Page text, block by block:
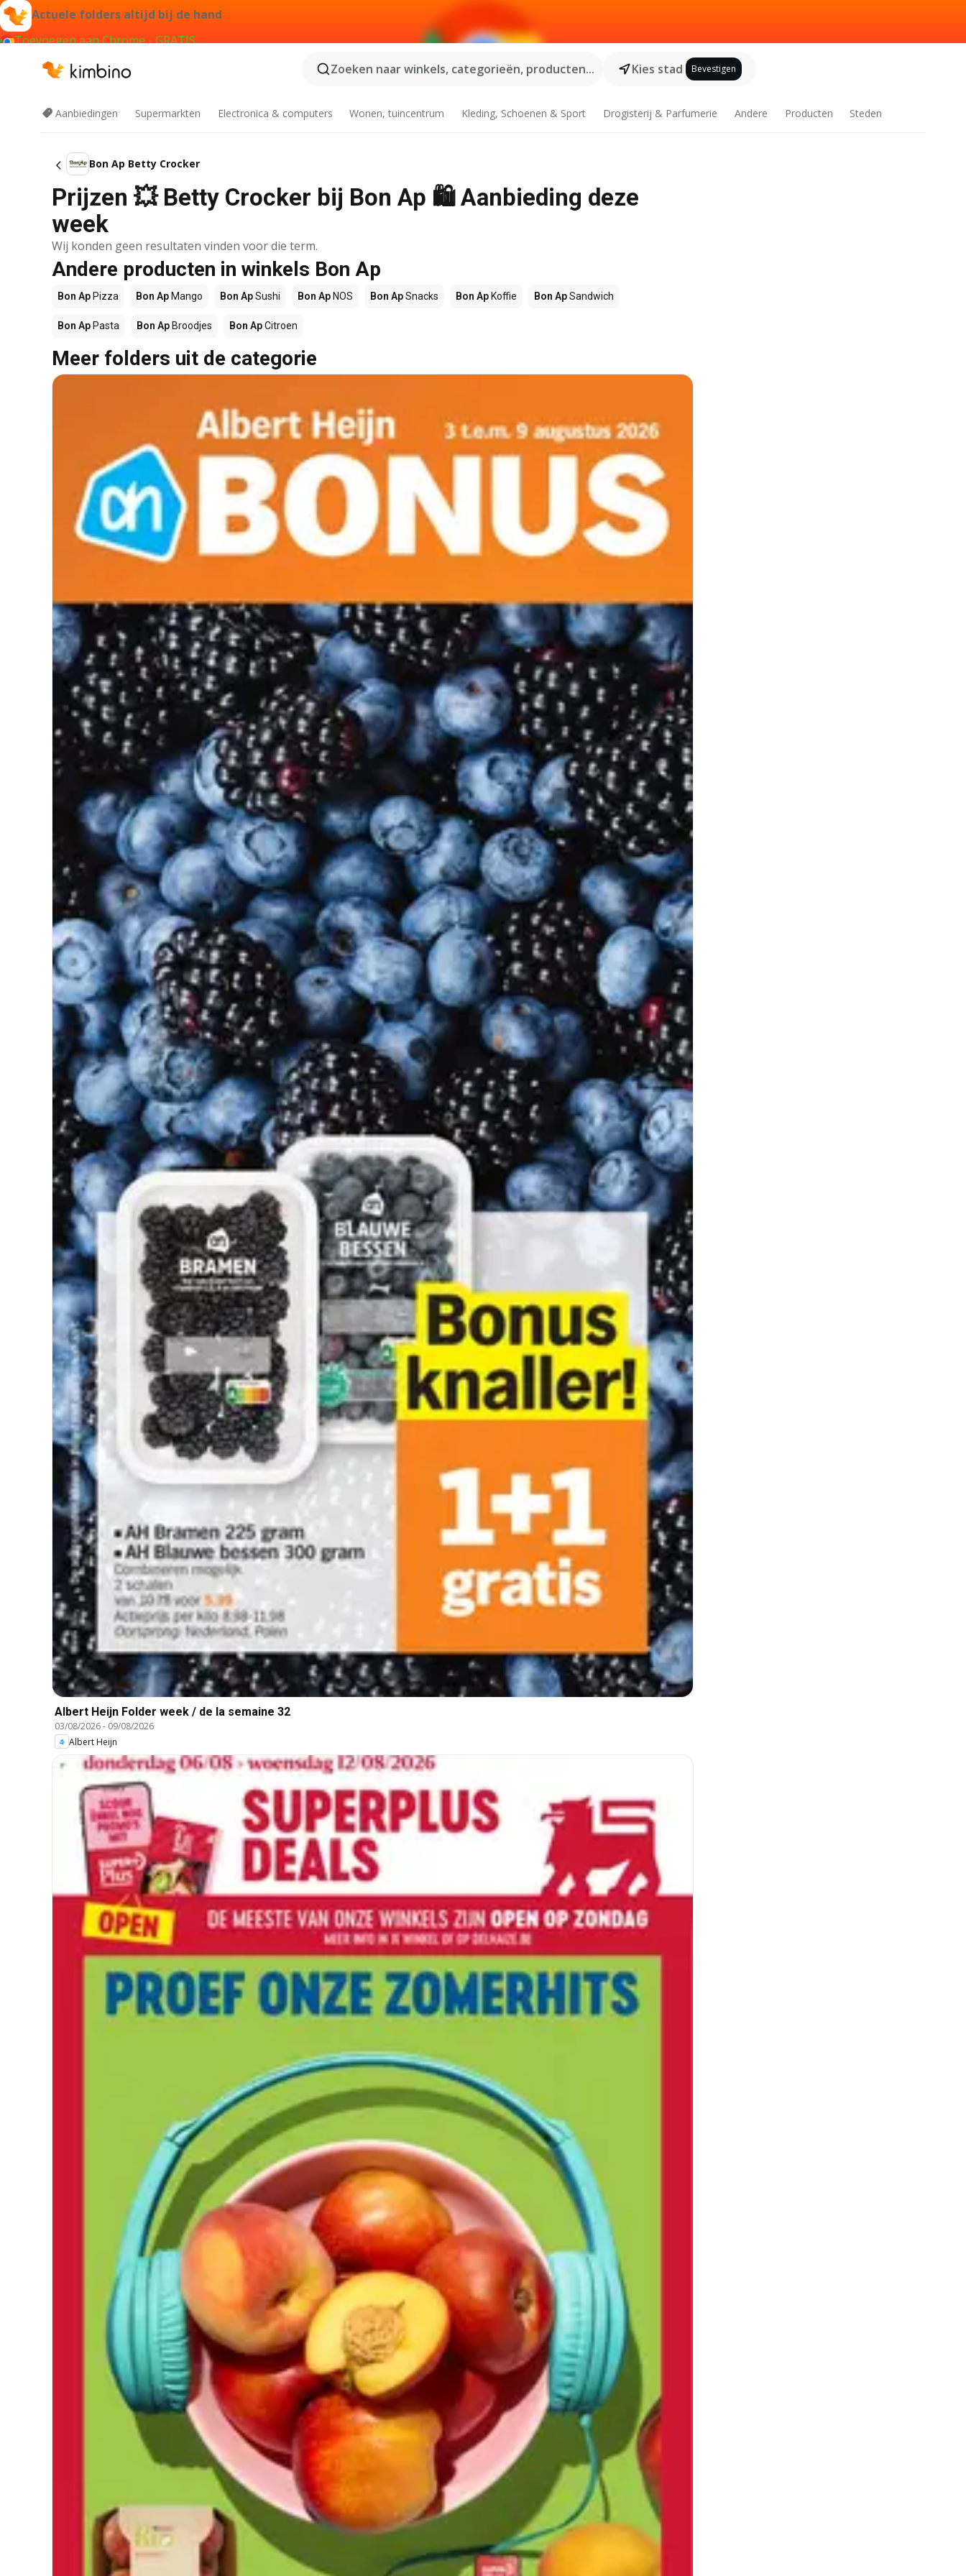
Actuele folders altijd bij de hand
Toevoegen aan Chrome - GRATIS
Zoeken naar winkels, categorieën, producten...
Kies stad Bevestigen
Aanbiedingen Supermarkten Electronica & computers Wonen, tuincentrum Kleding, Schoenen & Sport Drogisterij & Parfumerie Andere Producten Steden
Bon Ap Betty Crocker
Prijzen 💥 Betty Crocker bij Bon Ap 🛍️ Aanbieding deze
week
Wij konden geen resultaten vinden voor die term.
Andere producten in winkels Bon Ap
Bon Ap Pizza Bon Ap Mango Bon ApSushi Bon Ap NOS Bon ApSnacks Bon Ap Koffie Bon ApSandwich
Bon Ap Pasta Bon Ap Broodjes Bon ApCitroen
Meer folders uit de categorie
Albert Heijn Folder week / de la semaine 32
03/08/2026- 09/08/2026
Albert Heijn